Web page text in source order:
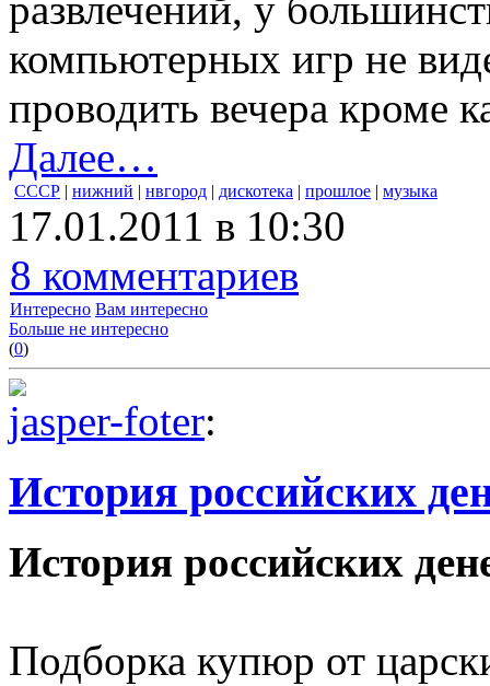
компьютерных игр не
проводить вечера кроме
Далее…
СССР | нижний | нвгород | дискотека | прошлое | музыка
17.01.2011 в 10:30
8 комментариев
Интересно Вам интересно
Больше не интересно
(0)
jasper-foter:
История российских
История российских
Подборка купюр от